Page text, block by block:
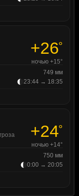
+26°
ночью +15°
749 мм
23:44 → 18:35
+24°
ночью +14°
750 мм
0:00 → 20:05